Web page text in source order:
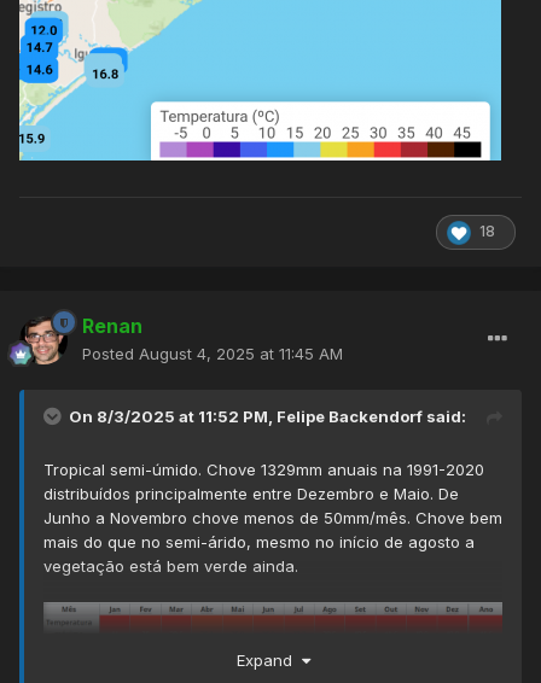
18
Renan
Posted August 4, 2025 at 11:45 AM
On 8/3/2025 at 11:52 PM, Felipe Backendorf said:
Tropical semi-úmido. Chove 1329mm anuais na 1991-2020
distribuídos principalmente entre Dezembro e Maio. De
Junho a Novembro chove menos de 50mm/mês. Chove bem
mais do que no semi-árido, mesmo no início de agosto a
vegetação está bem verde ainda.
Expand